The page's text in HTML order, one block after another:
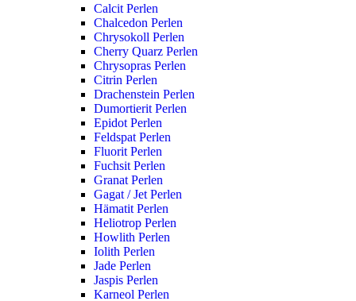
Calcit Perlen
Chalcedon Perlen
Chrysokoll Perlen
Cherry Quarz Perlen
Chrysopras Perlen
Citrin Perlen
Drachenstein Perlen
Dumortierit Perlen
Epidot Perlen
Feldspat Perlen
Fluorit Perlen
Fuchsit Perlen
Granat Perlen
Gagat / Jet Perlen
Hämatit Perlen
Heliotrop Perlen
Howlith Perlen
Iolith Perlen
Jade Perlen
Jaspis Perlen
Karneol Perlen